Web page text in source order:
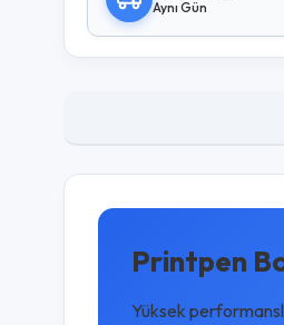
Aynı Gün
Printpen
Yüksek